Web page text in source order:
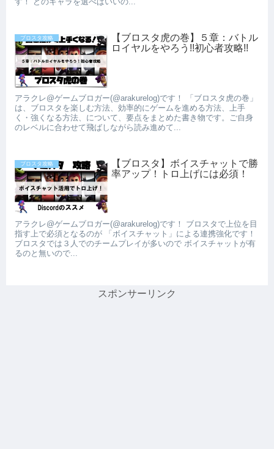
ブロスタ攻略
【ブロスタ虎の巻】５章：バトル
ロイヤルをやろう!!初心者攻略!!
アラクレ@ゲームブロガー(@arakurelog)です！ 「ブロスタ虎の巻」
は、ブロスタを楽しむ方法、効率的にゲームを進める方法、上手
く・強くなる方法、について、要点をまとめた書き物です。ご自身
のレベルに合わせて飛ばしながら読み進めて...
ブロスタ攻略
【ブロスタ】ボイスチャットで勝
率アップ！トロ上げには必須！
アラクレ@ゲームブロガー(@arakurelog)です！ ブロスタで上位を目
指す上で必須となるのが 「ボイスチャット」による連携強化です！
ブロスタでは３人でのチームプレイが多いので ボイスチャットが有
るのと無いので...
スポンサーリンク